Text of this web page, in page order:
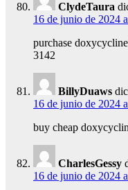
ClydeTaura
16 de junio de 2024
purchase
3142
BillyDuaws
16 de junio de 2024
buy cheap
CharlesGessy
16 de junio de 2024